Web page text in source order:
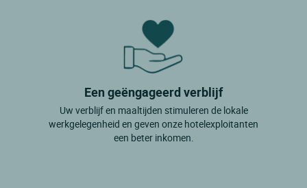
Een geëngageerd verblijf
Uw verblijf en maaltijden stimuleren de lokale
werkgelegenheid en geven onze hotelexploitanten
een beter inkomen.